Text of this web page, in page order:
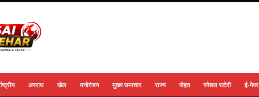
अपराध खेल मनोरंजन मुख्य समाचार राज्य सेहत स्पेशल स्टोरी ई-पेपर